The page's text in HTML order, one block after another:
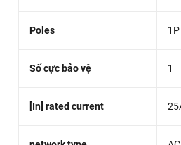
Poles 1P
Số cực bảo vệ 1
[In] rated current